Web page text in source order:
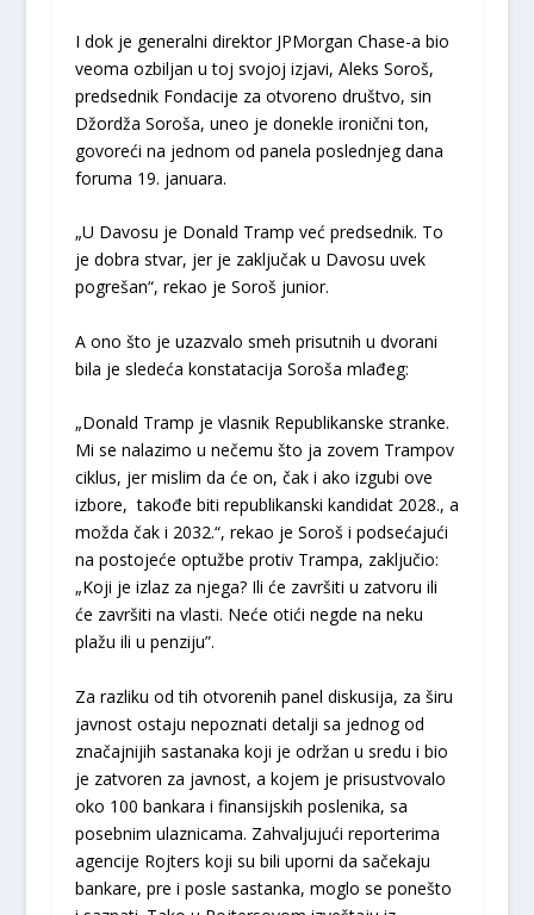
I dok je generalni direktor JPMorgan Chase-a bio
veoma ozbiljan u toj svojoj izjavi, Aleks Soroš,
predsednik Fondacije za otvoreno društvo, sin
Džordža Soroša, uneo je donekle ironični ton,
govoreći na jednom od panela poslednjeg dana
foruma 19. januara.
„U Davosu je Donald Tramp već predsednik. To
je dobra stvar, jer je zaključak u Davosu uvek
pogrešan“, rekao je Soroš junior.
A ono što je uzazvalo smeh prisutnih u dvorani
bila je sledeća konstatacija Soroša mlađeg:
„Donald Tramp je vlasnik Republikanske stranke.
Mi se nalazimo u nečemu što ja zovem Trampov
ciklus, jer mislim da će on, čak i ako izgubi ove
izbore, takođe biti republikanski kandidat 2028., a
možda čak i 2032.“, rekao je Soroš i podsećajući
na postojeće optužbe protiv Trampa, zaključio:
„Koji je izlaz za njega? Ili će završiti u zatvoru ili
će završiti na vlasti. Neće otići negde na neku
plažu ili u penziju”.
Za razliku od tih otvorenih panel diskusija, za širu
javnost ostaju nepoznati detalji sa jednog od
značajnijih sastanaka koji je održan u sredu i bio
je zatvoren za javnost, a kojem je prisustvovalo
oko 100 bankara i finansijskih poslenika, sa
posebnim ulaznicama. Zahvaljujući reporterima
agencije Rojters koji su bili uporni da sačekaju
bankare, pre i posle sastanka, moglo se ponešto